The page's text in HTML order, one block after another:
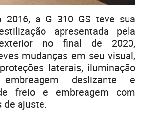
2016, a G 310 GS teve sua
apresentada pela
no final de 2020,
mudanças em seu visual,
laterais, iluminação
deslizante e
freio e embreagem com
de ajuste.